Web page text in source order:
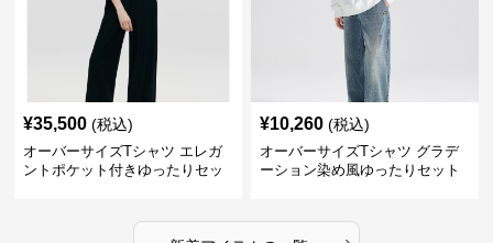
¥35,500 (税込)
オーバーサイズTシャツ エレガ
ントポケット付きゆったりセッ
¥10,260 (税込)
オーバーサイズTシャツ グラデ
ーション染め風ゆったりセット